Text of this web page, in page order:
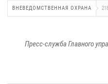
ВНЕВЕДОМСТВЕННАЯ ОХРАНА
Пресс-служба Главного